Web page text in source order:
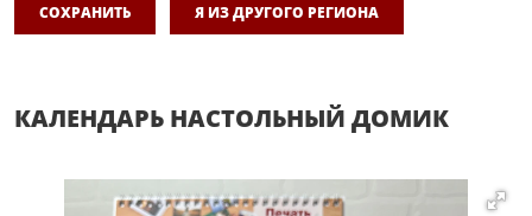
СОХРАНИТЬ Я ИЗ ДРУГОГО РЕГИОНА
КАЛЕНДАРЬ НАСТОЛЬНЫЙ ДОМИК